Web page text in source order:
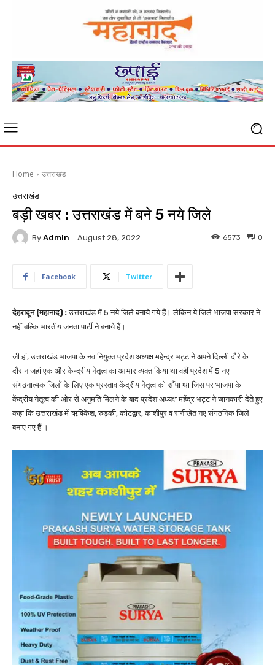
Home उत्तराखंड
उत्तराखंड
बड़ी खबर : उत्तराखंड में बने 5 नये जिले
By Admin August 28, 2022 0
6573
Facebook Twitter
देहरादून (महानाद) :उत्तराखंड में 5 नये जिले बनाये गये हैं। लेकिन ये जिले भाजपा सरकार ने
नहीं बल्कि भारतीय जनता पार्टी ने बनाये हैं।
जी हां, उत्तराखंड भाजपा के नव नियुक्त प्रदेश अध्यक्ष महेन्द्र भट्ट ने अपने दिल्ली दौरे के
दौरान जहां एक और केन्द्रीय नेतृत्व का आभार व्यक्त किया था वहीं प्रदेश में 5 नए
संगठनात्मक जिलों के लिए एक प्रस्ताव केंद्रीय नेतृत्व को सौंपा था जिस पर भाजपा के
केंद्रीय नेतृत्व की ओर से अनुमति मिलने के बाद प्रदेश अध्यक्ष महेंद्र भट्ट ने जानकारी देते हुए
कहा कि उत्तराखंड में ऋषिकेश, रुड़की, कोटद्वार, काशीपुर व रानीखेत नए संगठनिक जिले
बनाए गए हैं ।